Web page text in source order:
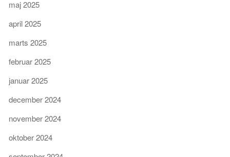
maj 2025
april 2025
marts 2025
februar 2025
januar 2025
december 2024
november 2024
oktober 2024